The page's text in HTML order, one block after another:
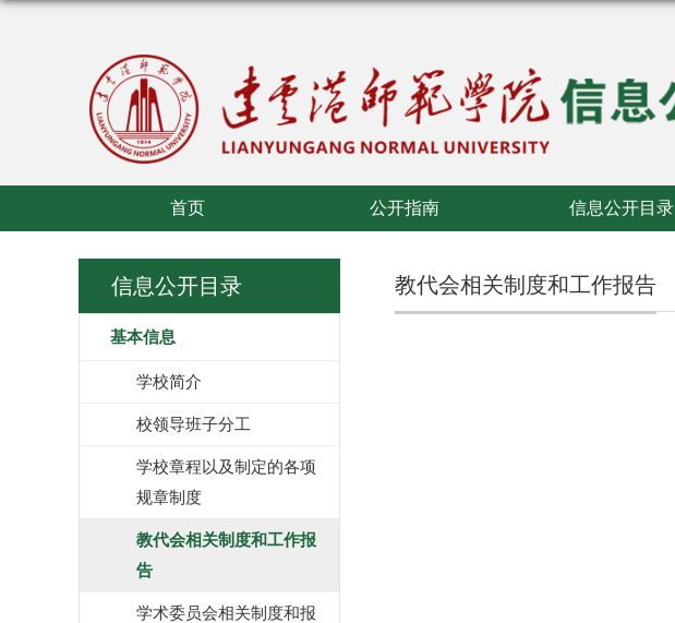
首页 公开指南 信息公开目录
信息公开目录
基本信息
学校简介
校领导班子分工
学校章程以及制定的各项
规章制度
教代会相关制度和工作报
告
学术委员会相关制度和报
教代会相关制度和工作报告